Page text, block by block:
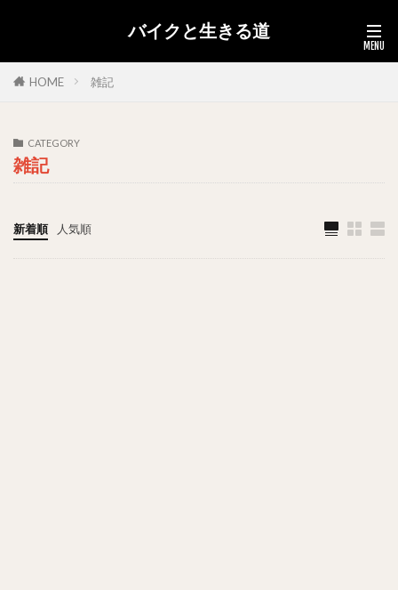
バイクと生きる道
HOME 雑記
CATEGORY
雑記
新着順 人気順